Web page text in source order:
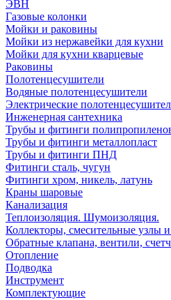
ЭВН
Газовые колонки
Мойки и раковины
Мойки из нержавейки для кухни
Мойки для кухни кварцевые
Раковины
Полотенцесушители
Водяные полотенцесушители
Электрические
Инженерная сантехника
Трубы и фитинги
Трубы и фитинги металлопласт
Трубы и фитинги ПНД
Фитинги сталь, чугун
Фитинги хром, никель, латунь
Краны шаровые
Канализация
Теплоизоляция. Шумоизоляция.
Коллекторы, смесительные
Обратные клапана, вентили,
Отопление
Подводка
Инструмент
Комплектующие